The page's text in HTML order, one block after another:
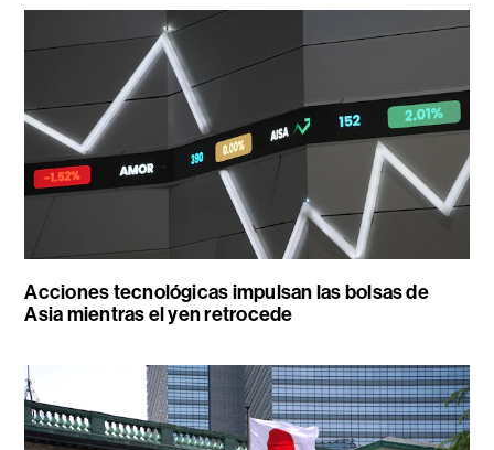
Acciones tecnológicas impulsan las bolsas de
Asia mientras el yen retrocede